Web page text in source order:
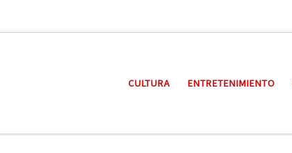
CULTURA ENTRETENIMIENTO